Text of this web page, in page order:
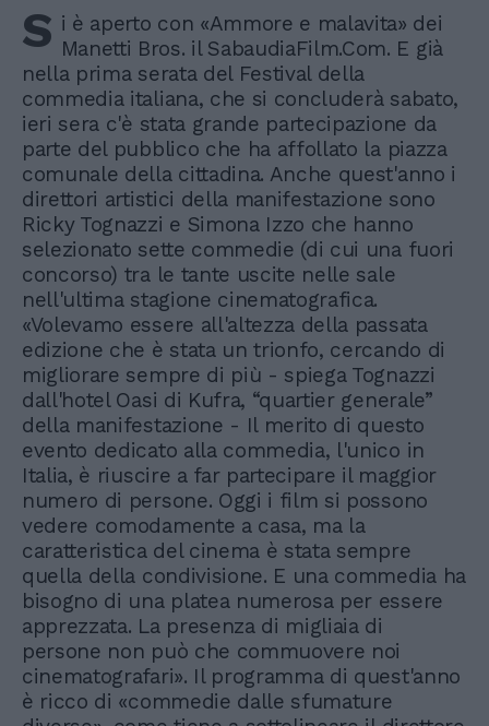
S i è aperto con «Ammore e malavita» dei
Manetti Bros. il SabaudiaFilm.Com. E già
nella prima serata del Festival della
commedia italiana, che si concluderà sabato,
ieri sera c'è stata grande partecipazione da
parte del pubblico che ha affollato la piazza
comunale della cittadina. Anche quest'anno i
direttori artistici della manifestazione sono
Ricky Tognazzi e Simona Izzo che hanno
selezionato sette commedie (di cui una fuori
concorso) tra le tante uscite nelle sale
nell'ultima stagione cinematografica.
«Volevamo essere all'altezza della passata
edizione che è stata un trionfo, cercando di
migliorare sempre di più - spiega Tognazzi
dall'hotel Oasi di Kufra, “quartier generale”
della manifestazione - Il merito di questo
evento dedicato alla commedia, l'unico in
Italia, è riuscire a far partecipare il maggior
numero di persone. Oggi i film si possono
vedere comodamente a casa, ma la
caratteristica del cinema è stata sempre
quella della condivisione. E una commedia ha
bisogno di una platea numerosa per essere
apprezzata. La presenza di migliaia di
persone non può che commuovere noi
cinematografari». Il programma di quest'anno
è ricco di «commedie dalle sfumature